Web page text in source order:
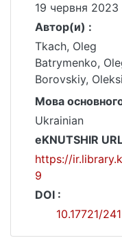
19 червня 2023
Автор(и) :
Tkach, Oleg
Batrymenko,
Borovskiy,
Мова
Ukrainian
eKNUTSHIR
https://
9
DOI :
10.17721/